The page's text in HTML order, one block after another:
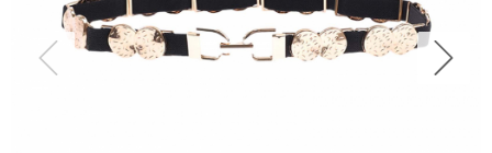
Previous Next